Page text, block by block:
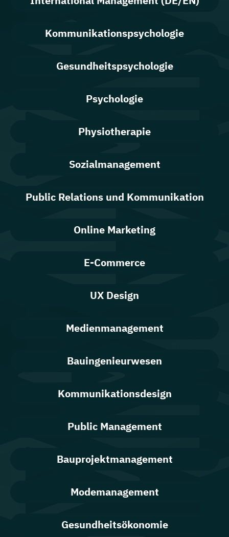
Kommunikationspsychologie
Gesundheitspsychologie
Psychologie
Physiotherapie
Sozialmanagement
Public Relations und Kommunikation
Online Marketing
E-Commerce
UX Design
Medienmanagement
Bauingenieurwesen
Kommunikationsdesign
Public Management
Bauprojektmanagement
Modemanagement
Gesundheitsökonomie